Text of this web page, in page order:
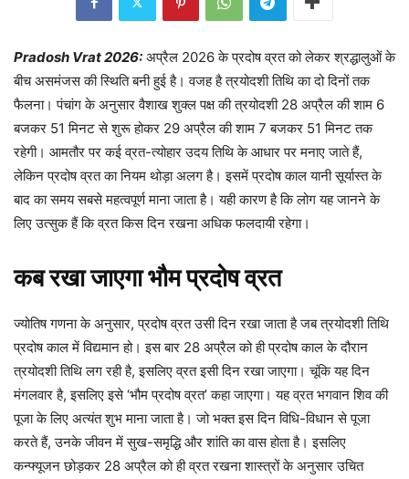
Pradosh Vrat 2026: अप्रैल 2026 के प्रदोष व्रत को लेकर श्रद्धालुओं के
बीच असमंजस की स्थिति बनी हुई है। वजह है त्रयोदशी तिथि का दो दिनों तक
फैलना। पंचांग के अनुसार वैशाख शुक्ल पक्ष की त्रयोदशी 28 अप्रैल की शाम 6
बजकर 51 मिनट से शुरू होकर 29 अप्रैल की शाम 7 बजकर 51 मिनट तक
रहेगी। आमतौर पर कई व्रत-त्योहार उदय तिथि के आधार पर मनाए जाते हैं,
लेकिन प्रदोष व्रत का नियम थोड़ा अलग है। इसमें प्रदोष काल यानी सूर्यास्त के
बाद का समय सबसे महत्वपूर्ण माना जाता है। यही कारण है कि लोग यह जानने के
लिए उत्सुक हैं कि व्रत किस दिन रखना अधिक फलदायी रहेगा।
कब रखा जाएगा भौम प्रदोष व्रत
ज्योतिष गणना के अनुसार, प्रदोष व्रत उसी दिन रखा जाता है जब त्रयोदशी तिथि
प्रदोष काल में विद्यमान हो। इस बार 28 अप्रैल को ही प्रदोष काल के दौरान
त्रयोदशी तिथि लग रही है, इसलिए व्रत इसी दिन रखा जाएगा। चूंकि यह दिन
मंगलवार है, इसलिए इसे ‘भौम प्रदोष व्रत’ कहा जाएगा। यह व्रत भगवान शिव की
पूजा के लिए अत्यंत शुभ माना जाता है। जो भक्त इस दिन विधि-विधान से पूजा
करते हैं, उनके जीवन में सुख-समृद्धि और शांति का वास होता है। इसलिए
कन्फ्यूजन छोड़कर 28 अप्रैल को ही व्रत रखना शास्त्रों के अनुसार उचित